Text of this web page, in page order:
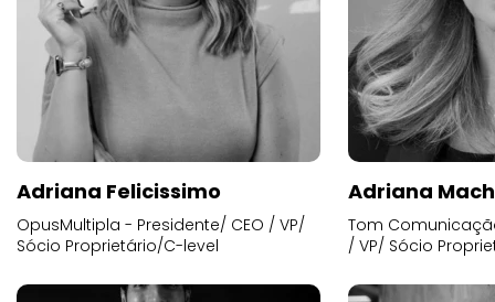
Adriana Felicissimo
OpusMultipla - Presidente/ CEO / VP/
Sócio Proprietário/C-level
Adriana
Tom
/ VP/ Sócio